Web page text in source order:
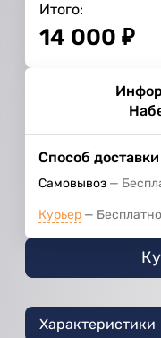
Итого:
14 000 ₽
Способ доставки
Самовывоз
Курьер Бесплатно
Характеристики